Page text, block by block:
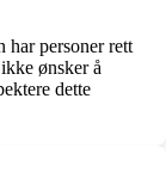
personer rett
ønsker å
dette